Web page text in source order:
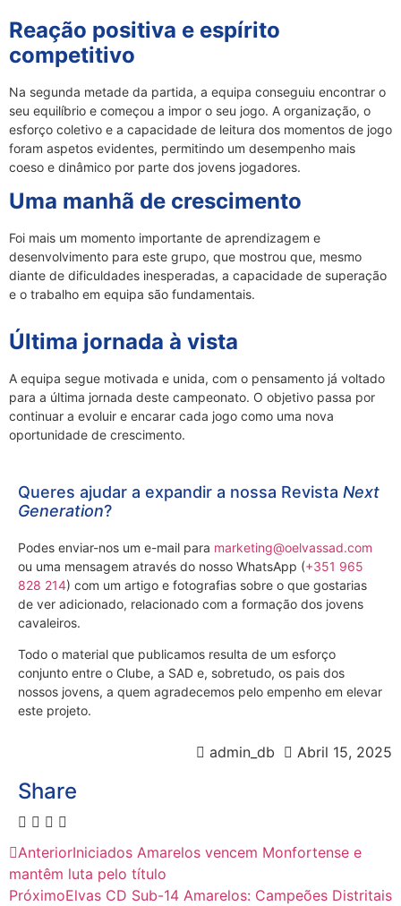
Reação positiva e espírito
competitivo
Na segunda metade da partida, a equipa conseguiu encontrar o
seu equilíbrio e começou a impor o seu jogo. A organização, o
esforço coletivo e a capacidade de leitura dos momentos de jogo
foram aspetos evidentes, permitindo um desempenho mais
coeso e dinâmico por parte dos jovens jogadores.
Uma manhã de crescimento
Foi mais um momento importante de aprendizagem e
desenvolvimento para este grupo, que mostrou que, mesmo
diante de dificuldades inesperadas, a capacidade de superação
e o trabalho em equipa são fundamentais.
Última jornada à vista
A equipa segue motivada e unida, com o pensamento já voltado
para a última jornada deste campeonato. O objetivo passa por
continuar a evoluir e encarar cada jogo como uma nova
oportunidade de crescimento.
Queres ajudar a expandir a nossa Revista Next
Generation?
Podes enviar-nos um e-mail para marketing@oelvassad.com
ou uma mensagem através do nosso WhatsApp (+351 965
828 214) com um artigo e fotografias sobre o que gostarias
de ver adicionado, relacionado com a formação dos jovens
cavaleiros.
Todo o material que publicamos resulta de um esforço
conjunto entre o Clube, a SAD e, sobretudo, os pais dos
nossos jovens, a quem agradecemos pelo empenho em elevar
este projeto.
admin_db Abril 15, 2025
Share
AnteriorIniciados Amarelos vencem Monfortense e
mantêm luta pelo título
PróximoElvas CD Sub-14 Amarelos: Campeões Distritais